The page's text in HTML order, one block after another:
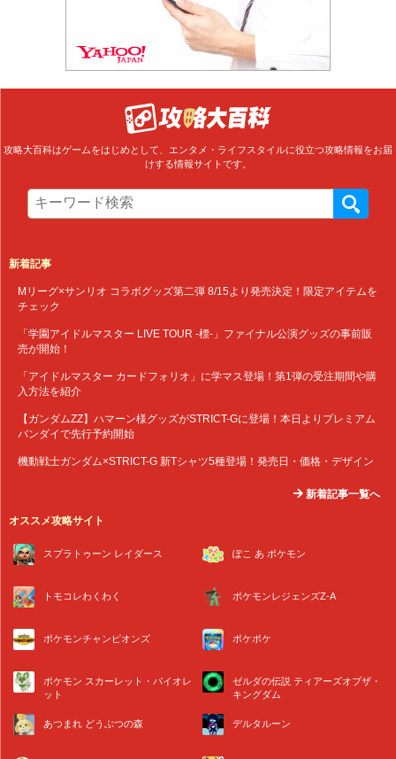
攻略大百科はゲームをはじめとして、エンタメ・ライフスタイルに役立つ攻略情報をお届
けする情報サイトです。
新着記事
Mリーグ×サンリオ コラボグッズ第二弾 8/15より発売決定！限定アイテムを
チェック
「学園アイドルマスター LIVE TOUR -標-」ファイナル公演グッズの事前販
売が開始！
「アイドルマスター カードフォリオ」に学マス登場！第1弾の受注期間や購
入方法を紹介
【ガンダムZZ】ハマーン様グッズがSTRICT-Gに登場！本日よりプレミアム
バンダイで先行予約開始
機動戦士ガンダム×STRICT-G 新Tシャツ5種登場！発売日・価格・デザイン
新着記事一覧へ
オススメ攻略サイト
スプラトゥーン レイダース ぽこ あ ポケモン
トモコレわくわく ポケモンレジェンズZ-A
ポケモンチャンピオンズ ポケポケ
ポケモン スカーレット・バイオレ
ット
ゼルダの伝説 ティアーズオブザ・
キングダム
あつまれ どうぶつの森 デルタルーン